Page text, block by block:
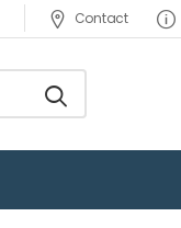
Contact